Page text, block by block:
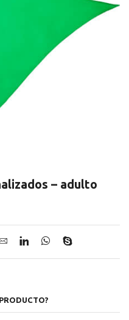
– adulto